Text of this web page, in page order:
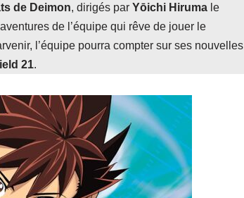
de Deimon, dirigés par Yōichi Hiruma le
de l’équipe qui rêve de jouer le
l’équipe pourra compter sur ses nouvelles
21.